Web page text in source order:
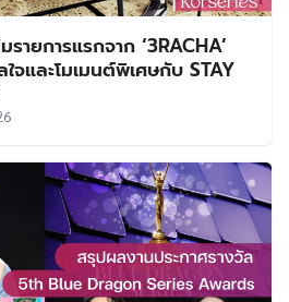
ายการแรกจาก ‘3RACHA’
จและโมเมนต์พิเศษกับ STAY